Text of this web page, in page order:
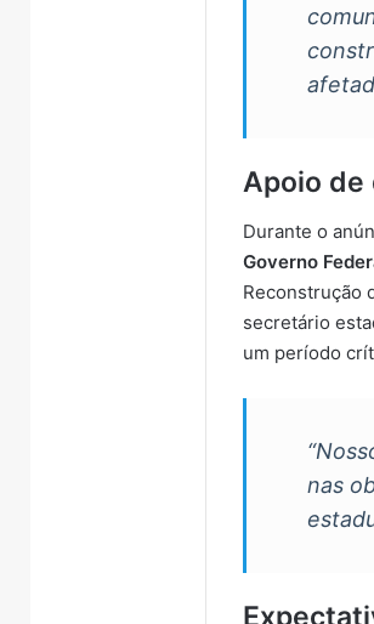
Apoio
Durante o
Governo
Reconstrução
secretário
um período
nas